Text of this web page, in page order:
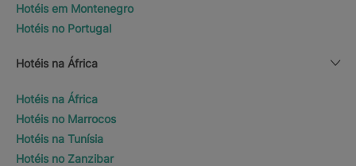
Hotéis em Montenegro
Hotéis no Portugal
Hotéis na África
Hotéis na África
Hotéis no Marrocos
Hotéis na Tunísia
Hotéis no Zanzibar